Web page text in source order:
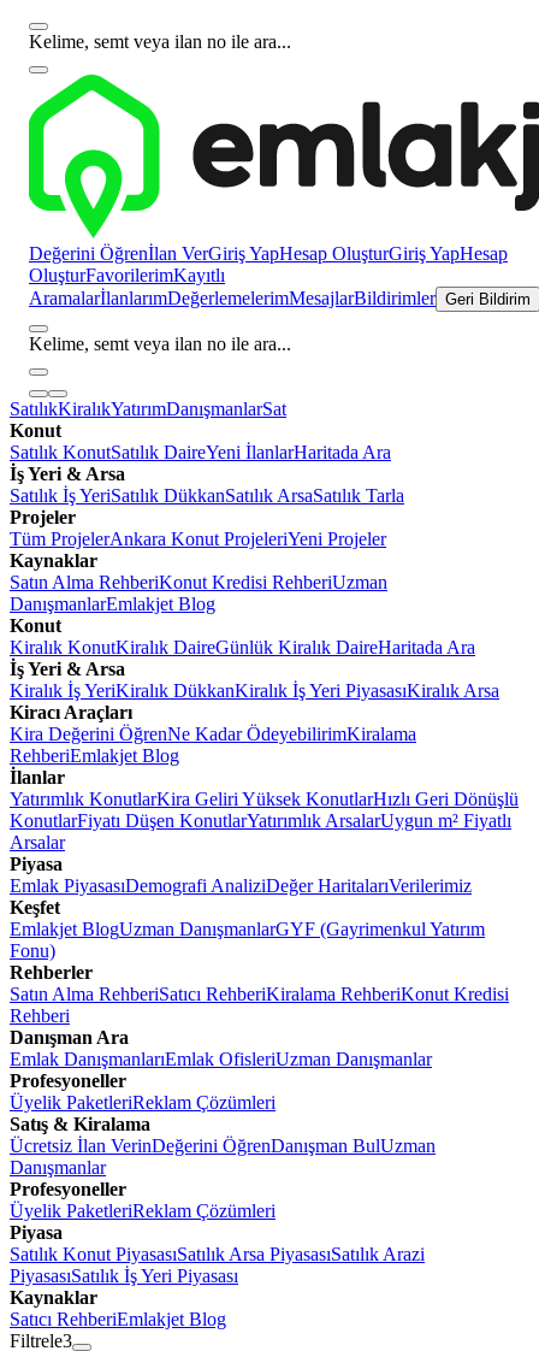
Kelime, semt veya ilan no ile ara...
Değerini Öğrenİlan VerGiriş YapHesap OluşturGiriş YapHesap
OluşturFavorilerimKayıtlı
AramalarİlanlarımDeğerlemelerimMesajlarBildirimler Geri Bildirim
Kelime, semt veya ilan no ile ara...
SatılıkKiralıkYatırımDanışmanlarSat
Konut
Satılık KonutSatılık DaireYeni İlanlarHaritada Ara
İş Yeri & Arsa
Satılık İş YeriSatılık DükkanSatılık ArsaSatılık Tarla
Projeler
Tüm ProjelerAnkara Konut ProjeleriYeni Projeler
Kaynaklar
Satın Alma RehberiKonut Kredisi RehberiUzman
DanışmanlarEmlakjet Blog
Konut
Kiralık KonutKiralık DaireGünlük Kiralık DaireHaritada Ara
İş Yeri & Arsa
Kiralık İş YeriKiralık DükkanKiralık İş Yeri PiyasasıKiralık Arsa
Kiracı Araçları
Kira Değerini ÖğrenNe Kadar ÖdeyebilirimKiralama
RehberiEmlakjet Blog
İlanlar
Yatırımlık KonutlarKira Geliri Yüksek KonutlarHızlı Geri Dönüşlü
KonutlarFiyatı Düşen KonutlarYatırımlık ArsalarUygun m² Fiyatlı
Arsalar
Piyasa
Emlak PiyasasıDemografi AnaliziDeğer HaritalarıVerilerimiz
Keşfet
Emlakjet BlogUzman DanışmanlarGYF (Gayrimenkul Yatırım
Fonu)
Rehberler
Satın Alma RehberiSatıcı RehberiKiralama RehberiKonut Kredisi
Rehberi
Danışman Ara
Emlak DanışmanlarıEmlak OfisleriUzman Danışmanlar
Profesyoneller
Üyelik PaketleriReklam Çözümleri
Satış & Kiralama
Ücretsiz İlan VerinDeğerini ÖğrenDanışman BulUzman
Danışmanlar
Profesyoneller
Üyelik PaketleriReklam Çözümleri
Piyasa
Satılık Konut PiyasasıSatılık Arsa PiyasasıSatılık Arazi
PiyasasıSatılık İş Yeri Piyasası
Kaynaklar
Satıcı RehberiEmlakjet Blog
Filtrele3